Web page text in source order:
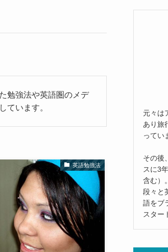
勉強法や英語圏のメデ
ています。
英語勉強法
元々は
あり旅
ってい
その後
スに3
含む）
段々と
語をブ
スター